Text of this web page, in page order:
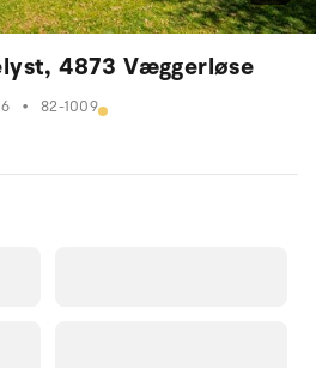
4873 Væggerløse
6 • 82-1009